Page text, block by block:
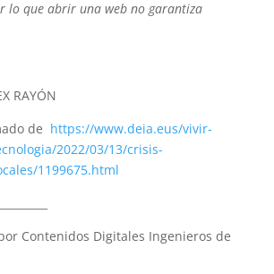
lo que abrir una web no garantiza
RAYÓN
de https://www.deia.eus/vivir-
2022/03/13/crisis-
1199675.html
Contenidos Digitales Ingenieros de